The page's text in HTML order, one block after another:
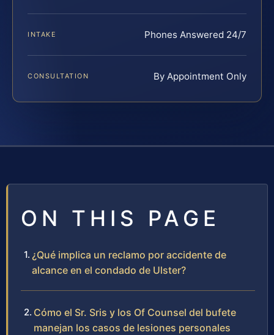
INTAKE Phones Answered 24/7
CONSULTATION By Appointment Only
ON THIS PAGE
¿Qué implica un reclamo por accidente de
alcance en el condado de Ulster?
Cómo el Sr. Sris y los Of Counsel del bufete
manejan los casos de lesiones personales